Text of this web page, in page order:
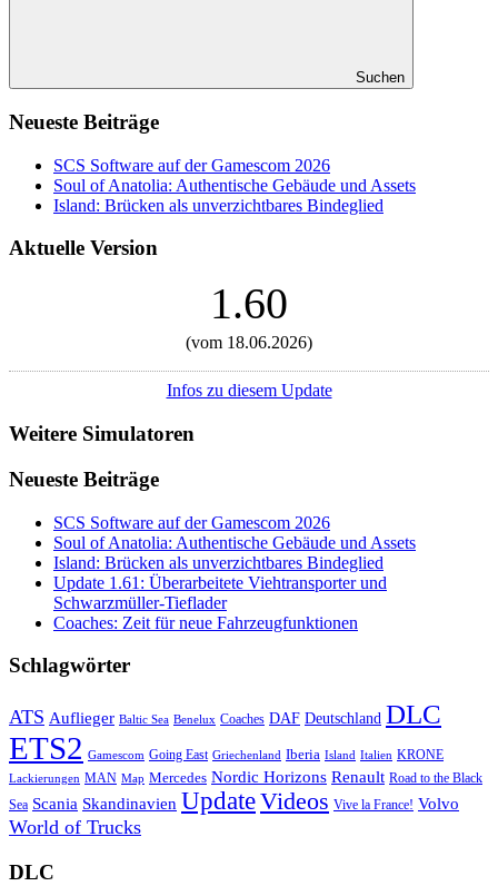
Suchen
Neueste Beiträge
SCS Software auf der Gamescom 2026
Soul of Anatolia: Authentische Gebäude und Assets
Island: Brücken als unverzichtbares Bindeglied
Aktuelle Version
1.60
(vom 18.06.2026)
Infos zu diesem Update
Weitere Simulatoren
Neueste Beiträge
SCS Software auf der Gamescom 2026
Soul of Anatolia: Authentische Gebäude und Assets
Island: Brücken als unverzichtbares Bindeglied
Update 1.61: Überarbeitete Viehtransporter und
Schwarzmüller-Tieflader
Coaches: Zeit für neue Fahrzeugfunktionen
Schlagwörter
ATS Auflieger Baltic Sea Benelux Coaches DAF Deutschland DLC
ETS2 Gamescom Going East Griechenland Iberia Island Italien KRONE
Lackierungen MAN Map Mercedes Nordic Horizons Renault Road to the Black
Sea Scania Skandinavien UpdateVideos Vive la France! Volvo
World of Trucks
DLC